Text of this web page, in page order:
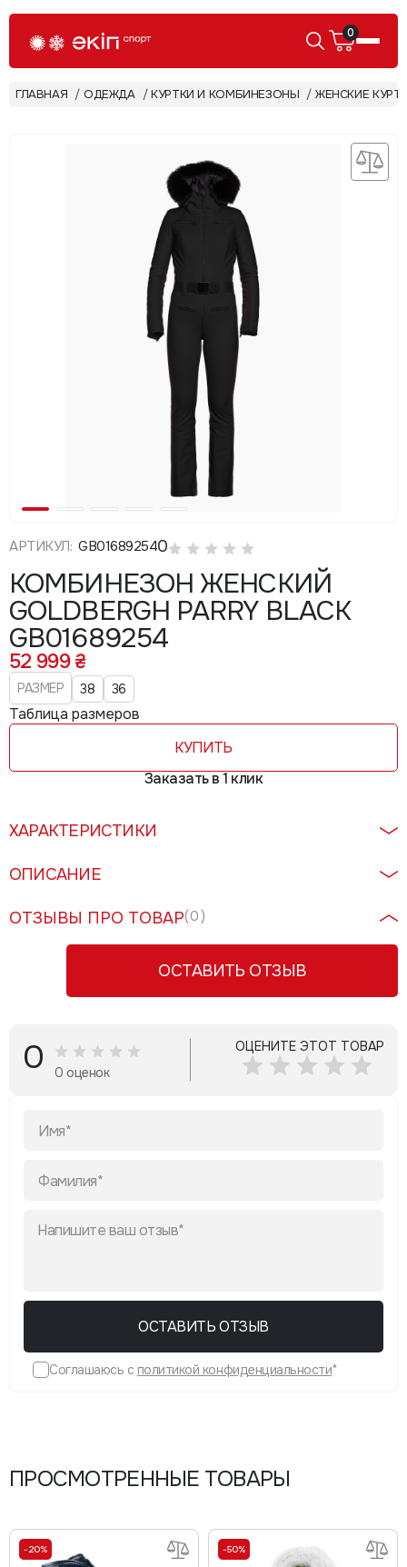
0
ГЛАВНАЯ ОДЕЖДА КУРТКИ И КОМБИНЕЗОНЫ ЖЕНСКИЕ
АРТИКУЛ: GB016892540
КОМБИНЕЗОН ЖЕНСКИЙ
GOLDBERGH PARRY BLACK
GB01689254
52 999 ₴
РАЗМЕР 38 36
Таблица размеров
КУПИТЬ
Заказать в 1 клик
ХАРАКТЕРИСТИКИ
ОПИСАНИЕ
ОТЗЫВЫ ПРО ТОВАР( 0 )
ОСТАВИТЬ ОТЗЫВ
0 0 оценок
ОЦЕНИТЕ ЭТОТ ТОВАР
Имя*
Фамилия*
ОСТАВИТЬ ОТЗЫВ
Соглашаюсь с политикой конфиденциальности*
ПРОСМОТРЕННЫЕ ТОВАРЫ
-20% -50%